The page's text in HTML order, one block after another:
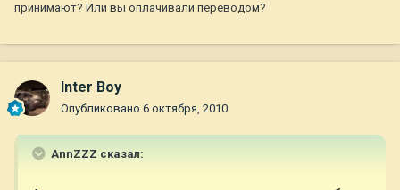
принимают? Или вы оплачивали переводом?
Inter Boy
Опубликовано 6 октября, 2010
AnnZZZ сказал: